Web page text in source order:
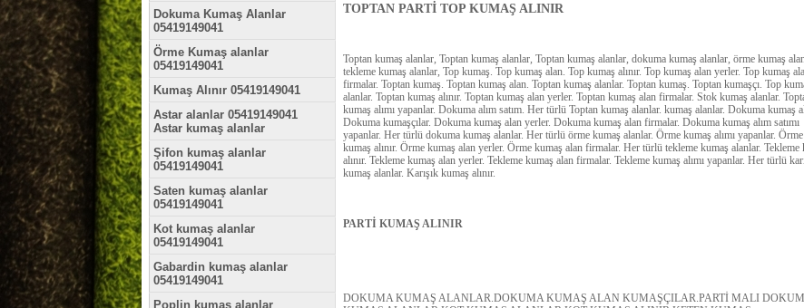
Dokuma Kumaş Alanlar
05419149041
Örme Kumaş alanlar
05419149041
Kumaş Alınır 05419149041
Astar alanlar 05419149041
Astar kumaş alanlar
Şifon kumaş alanlar
05419149041
Saten kumaş alanlar
05419149041
Kot kumaş alanlar
05419149041
Gabardin kumaş alanlar
05419149041
Poplin kumaş alanlar
TOPTAN PARTİ TOP KUMAŞ ALINIR
Toptan kumaş alanlar, Toptan kumaş alanlar, Toptan kumaş alanlar, dokuma kumaş alanlar, örme kumaş
tekleme kumaş alanlar, Top kumaş. Top kumaş alan. Top kumaş alınır. Top kumaş alan yerler. Top kumaş
firmalar. Toptan kumaş. Toptan kumaş alan. Toptan kumaş alanlar. Toptan kumaş. Toptan kumaşçı. Top
alanlar. Toptan kumaş alınır. Toptan kumaş alan yerler. Toptan kumaş alan firmalar. Stok kumaş alanlar.
kumaş alımı yapanlar. Dokuma alım satım. Her türlü Toptan kumaş alanlar. kumaş alanlar. Dokuma kumaş
Dokuma kumaşçılar. Dokuma kumaş alan yerler. Dokuma kumaş alan firmalar. Dokuma kumaş alım satımı
yapanlar. Her türlü dokuma kumaş alanlar. Her türlü örme kumaş alanlar. Örme kumaş alımı yapanlar. Örme
kumaş alınır. Örme kumaş alan yerler. Örme kumaş alan firmalar. Her türlü tekleme kumaş alanlar. Tekleme
alınır. Tekleme kumaş alan yerler. Tekleme kumaş alan firmalar. Tekleme kumaş alımı yapanlar. Her türlü
kumaş alanlar. Karışık kumaş alınır.
PARTİ KUMAŞ ALINIR
DOKUMA KUMAŞ ALANLAR.DOKUMA KUMAŞ ALAN KUMAŞÇILAR.PARTİ MALI